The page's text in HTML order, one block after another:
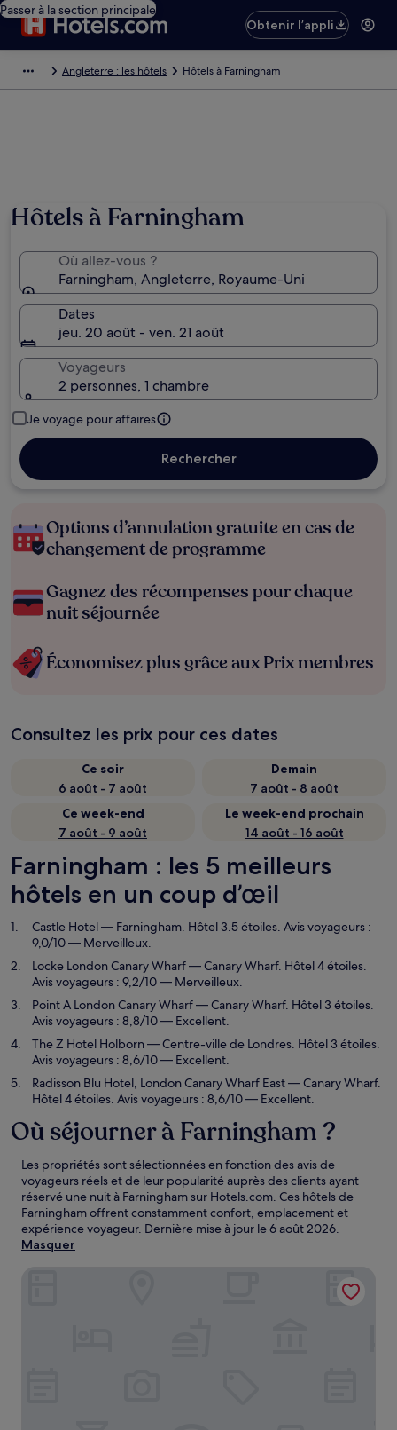
Passer à la section principale
Obtenir l’appli
Angleterre : les hôtels Hôtels à Farningham
Hôtels à Farningham
Où allez-vous ?
Farningham, Angleterre, Royaume-Uni
Dates
jeu. 20 août - ven. 21 août
Voyageurs
2 personnes, 1 chambre
Je voyage pour affaires
Rechercher
Options d’annulation gratuite en cas de
changement de programme
Gagnez des récompenses pour chaque
nuit séjournée
Économisez plus grâce aux Prix membres
Consultez les prix pour ces dates
Ce soir
6 août - 7 août
Demain
7 août - 8 août
Ce week-end
7 août - 9 août
Le week-end prochain
14 août - 16 août
Farningham : les 5 meilleurs
hôtels en un coup d’œil
Castle Hotel— Farningham. Hôtel 3.5 étoiles. Avis voyageurs :
9,0/10 — Merveilleux.
Locke London Canary Wharf— Canary Wharf. Hôtel 4 étoiles.
Avis voyageurs : 9,2/10 — Merveilleux.
Point A London Canary Wharf— Canary Wharf. Hôtel 3 étoiles.
Avis voyageurs : 8,8/10 — Excellent.
The Z Hotel Holborn— Centre-ville de Londres. Hôtel 3 étoiles.
Avis voyageurs : 8,6/10 — Excellent.
Radisson Blu Hotel, London Canary Wharf East— Canary Wharf.
Hôtel 4 étoiles. Avis voyageurs : 8,6/10 — Excellent.
Où séjourner à Farningham ?
Les propriétés sont sélectionnées en fonction des avis de
voyageurs réels et de leur popularité auprès des clients ayant
réservé une nuit à Farningham sur Hotels.com. Ces hôtels de
Farningham offrent constamment confort, emplacement et
expérience voyageur. Dernière mise à jour le6 août 2026.
Masquer